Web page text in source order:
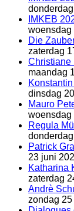
IMKEB
woensdag
Die
zaterdag
Christiane
maandag
dinsdag
Mauro
woensdag
Regula
Patrick
23 juni
Katharina
zaterdag
Andrè
zondag